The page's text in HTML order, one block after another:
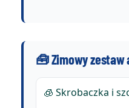
🧰 Zimowy
🧊 Skrobaczka i